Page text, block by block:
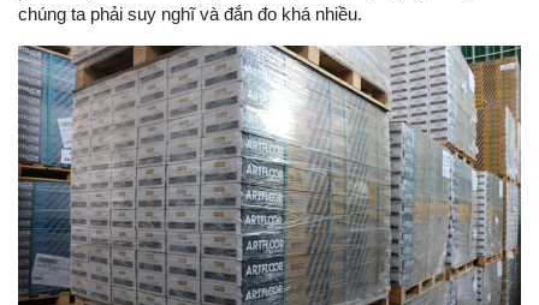
chúng ta phải suy nghĩ và đắn đo khá nhiều.